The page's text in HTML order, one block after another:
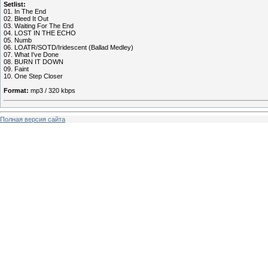
Setlist:
01. In The End
02. Bleed It Out
03. Waiting For The End
04. LOST IN THE ECHO
05. Numb
06. LOATR/SOTD/Iridescent (Ballad Medley)
07. What I've Done
08. BURN IT DOWN
09. Faint
10. One Step Closer
Format: mp3 / 320 kbps
Полная версия сайта